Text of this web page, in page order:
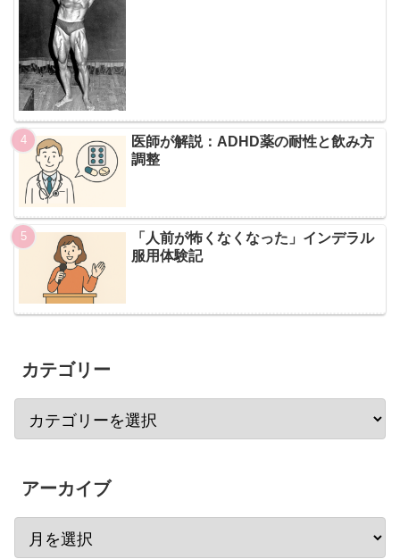
医師が解説：ADHD薬の耐性と飲み方
調整
「人前が怖くなくなった」インデラル
服用体験記
カテゴリー
アーカイブ